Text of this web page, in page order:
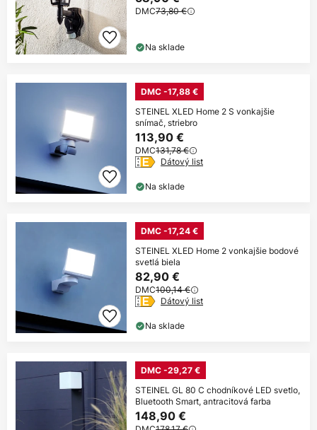
DMC73,80 €
Na sklade
DMC -17,88 €
STEINEL XLED Home 2 S vonkajšie
snímač, striebro
113,90 €
DMC131,78 €
Dátový list
Na sklade
DMC -17,24 €
STEINEL XLED Home 2 vonkajšie bodové
svetlá biela
82,90 €
DMC100,14 €
Dátový list
Na sklade
DMC -29,27 €
STEINEL GL 80 C chodníkové LED svetlo,
Bluetooth Smart, antracitová farba
148,90 €